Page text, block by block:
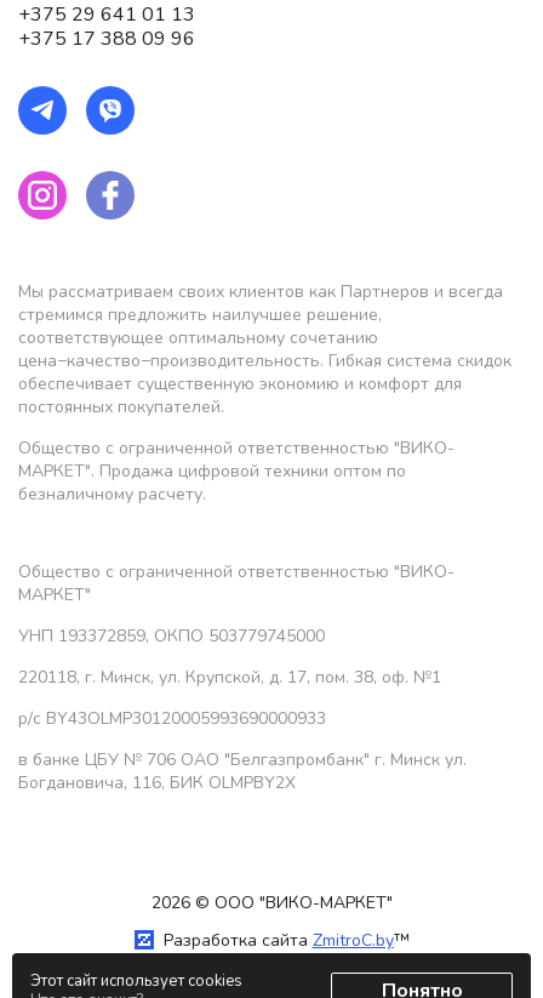
+375 29 641 01 13
+375 17 388 09 96
Мы рассматриваем своих клиентов как Партнеров и всегда
стремимся предложить наилучшее решение,
соответствующее оптимальному сочетанию
цена−качество−производительность. Гибкая система скидок
обеспечивает существенную экономию и комфорт для
постоянных покупателей.
Общество с ограниченной ответственностью "ВИКО-
МАРКЕТ". Продажа цифровой техники оптом по
безналичному расчету.
Общество с ограниченной ответственностью "ВИКО-
МАРКЕТ"
УНП 193372859, ОКПО 503779745000
220118, г. Минск, ул. Крупской, д. 17, пом. 38, оф. №1
р/с BY43OLMP30120005993690000933
в банке ЦБУ № 706 ОАО "Белгазпромбанк" г. Минск ул.
Богдановича, 116, БИК OLMPBY2X
2026 © ООО "ВИКО-МАРКЕТ"
Разработка сайта ZmitroC.by™
Этот сайт использует cookies
Понятно